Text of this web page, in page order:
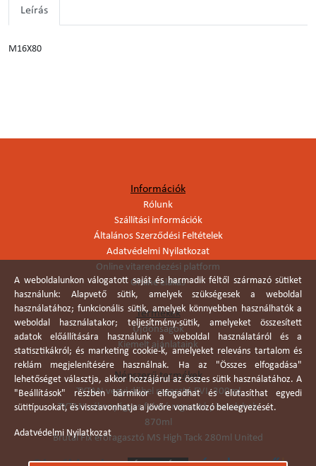
Leírás
M16X80
Információk
Rólunk
Szállítási információk
Általános Szerződési Feltételek
Adatvédelmi Nyilatkozat
Online vitarendezési platform
Online elállás
Termékek
Újdonságok
Kiemelt ajánlataink
Népszerű termékek
TYTAN vegyi dübel ragasztó EVI. 300ml
TYTAN vékonyágyas falazó ragasztó pisztolyhab
870ml
Brutál Fix erőragasztó MS High Tack 280ml United
A weboldalunkon válogatott saját és harmadik féltől származó sütiket
használunk: Alapvető sütik, amelyek szükségesek a weboldal
használatához; funkcionális sütik, amelyek könnyebben használhatók a
weboldal használatakor; teljesítmény-sütik, amelyeket összesített
adatok előállítására használunk a weboldal használatáról és a
statisztikákról; és marketing cookie-k, amelyeket releváns tartalom és
reklám megjelenítésére használnak. Ha az "Összes elfogadása"
lehetőséget választja, akkor hozzájárul az összes sütik használatához. A
"Beállítások" részben bármikor elfogadhat és elutasíthat egyedi
sütitípusokat, és visszavonhatja a jövőre vonatkozó beleegyezését.
Adatvédelmi Nyilatkozat